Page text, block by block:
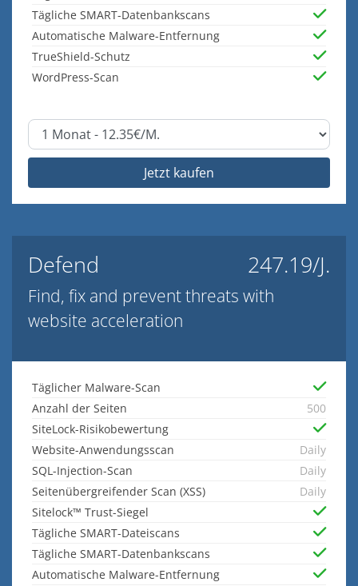
Tägliche SMART-Datenbankscans
Automatische Malware-Entfernung
TrueShield-Schutz
WordPress-Scan
Jetzt kaufen
Defend 247.19/J.
Find, fix and prevent threats with
website acceleration
Täglicher Malware-Scan
Anzahl der Seiten
500
SiteLock-Risikobewertung
Website-Anwendungsscan
Daily
SQL-Injection-Scan
Daily
Seitenübergreifender Scan (XSS)
Daily
Sitelock™ Trust-Siegel
Tägliche SMART-Dateiscans
Tägliche SMART-Datenbankscans
Automatische Malware-Entfernung